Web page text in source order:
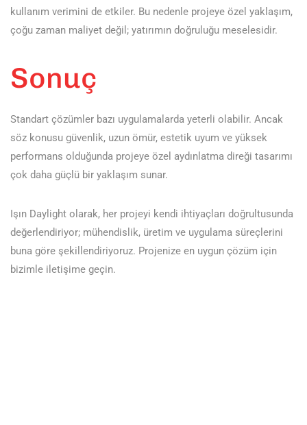
kullanım verimini de etkiler. Bu nedenle projeye özel yaklaşım,
çoğu zaman maliyet değil; yatırımın doğruluğu meselesidir.
Sonuç
Standart çözümler bazı uygulamalarda yeterli olabilir. Ancak
söz konusu güvenlik, uzun ömür, estetik uyum ve yüksek
performans olduğunda projeye özel aydınlatma direği tasarımı
çok daha güçlü bir yaklaşım sunar.
Işın Daylight olarak, her projeyi kendi ihtiyaçları doğrultusunda
değerlendiriyor; mühendislik, üretim ve uygulama süreçlerini
buna göre şekillendiriyoruz. Projenize en uygun çözüm için
bizimle iletişime geçin.